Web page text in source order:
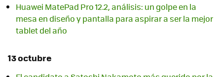
Huawei MatePad Pro 12.2, análisis: un golpe en la
mesa en diseño y pantalla para aspirar a ser la mejor
tablet del año
13 octubre